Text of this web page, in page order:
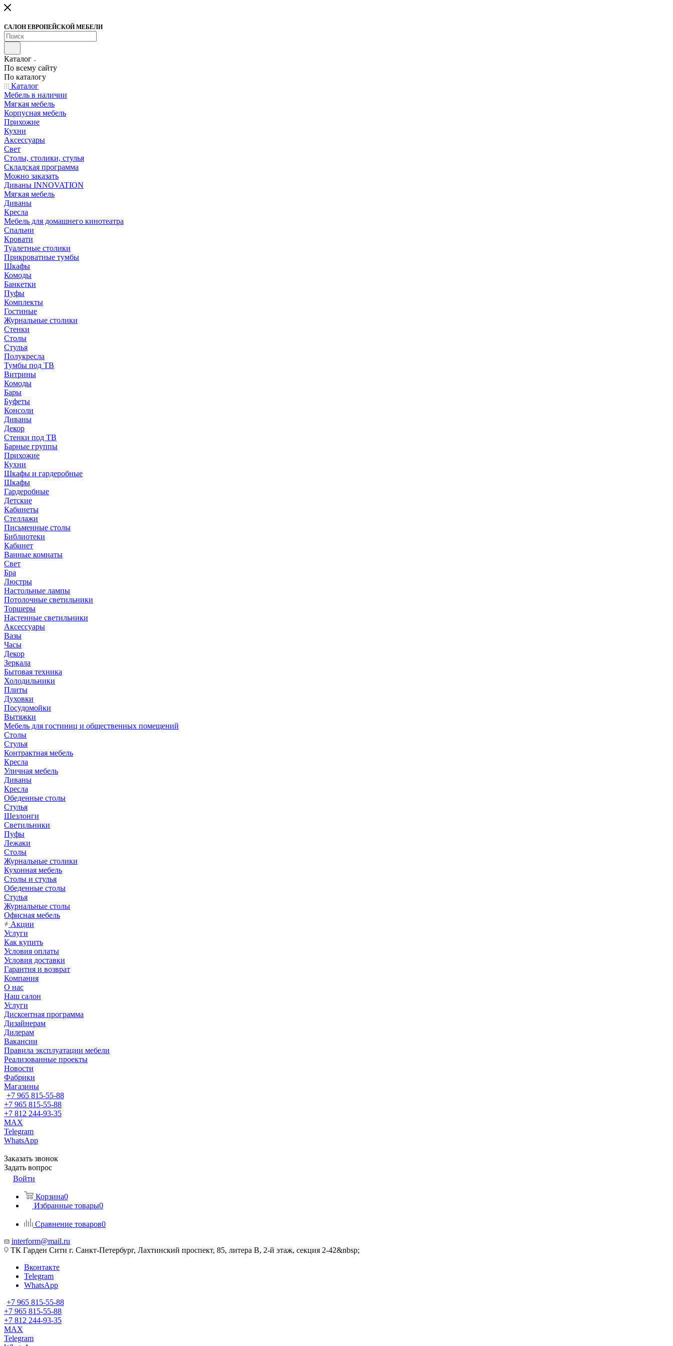
САЛОН ЕВРОПЕЙСКОЙ МЕБЕЛИ
Каталог
По всему сайту
По каталогу
Каталог
Мебель в наличии
Мягкая мебель
Корпусная мебель
Прихожие
Кухни
Аксессуары
Свет
Столы, столики, стулья
Складская программа
Можно заказать
Диваны INNOVATION
Мягкая мебель
Диваны
Кресла
Мебель для домашнего кинотеатра
Спальни
Кровати
Туалетные столики
Прикроватные тумбы
Шкафы
Комоды
Банкетки
Пуфы
Комплекты
Гостиные
Журнальные столики
Стенки
Столы
Стулья
Полукресла
Тумбы под ТВ
Витрины
Комоды
Бары
Буфеты
Консоли
Диваны
Декор
Стенки под ТВ
Барные группы
Прихожие
Кухни
Шкафы и гардеробные
Шкафы
Гардеробные
Детские
Кабинеты
Стеллажи
Письменные столы
Библиотеки
Кабинет
Ванные комнаты
Свет
Бра
Люстры
Настольные лампы
Потолочные светильники
Торшеры
Настенные светильники
Аксессуары
Вазы
Часы
Декор
Зеркала
Бытовая техника
Холодильники
Плиты
Духовки
Посудомойки
Вытяжки
Мебель для гостиниц и общественных помещений
Столы
Стулья
Контрактная мебель
Кресла
Уличная мебель
Диваны
Кресла
Обеденные столы
Стулья
Шезлонги
Светильники
Пуфы
Лежаки
Столы
Журнальные столики
Кухонная мебель
Столы и стулья
Обеденные столы
Стулья
Журнальные столы
Офисная мебель
Акции
Услуги
Как купить
Условия оплаты
Условия доставки
Гарантия и возврат
Компания
О нас
Наш салон
Услуги
Дисконтная программа
Дизайнерам
Дилерам
Вакансии
Правила эксплуатации мебели
Реализованные проекты
Новости
Фабрики
Магазины
+7 965 815-55-88
+7 965 815-55-88
+7 812 244-93-35
MAX
Telegram
WhatsApp
Заказать звонок
Задать вопрос
Войти
Корзина0
Избранные товары0
Сравнение товаров0
interform@mail.ru
ТК Гарден Сити г. Санкт-Петербург, Лахтинский проспект, 85, литера В, 2-й этаж, секция 2-42&nbsp;
Вконтакте
Telegram
WhatsApp
+7 965 815-55-88
+7 965 815-55-88
+7 812 244-93-35
MAX
Telegram